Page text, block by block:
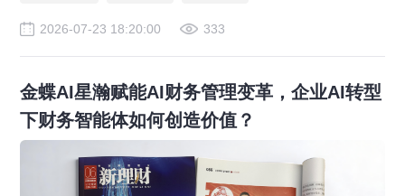
2026-07-23 18:20:00 333
金蝶AI星瀚赋能AI财务管理变革，企业AI转型
下财务智能体如何创造价值？